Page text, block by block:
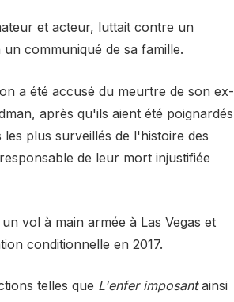
et acteur, luttait contre un
communiqué de sa famille.
a été accusé du meurtre de son ex-
après qu'ils aient été poignardés
plus surveillés de l'histoire des
de leur mort injustifiée
vol à main armée à Las Vegas et
conditionnelle en 2017.
telles que L'enfer imposantainsi